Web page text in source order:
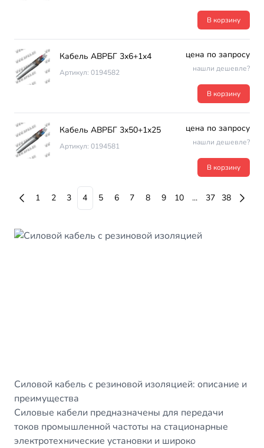
В корзину
Кабель АВРБГ 3х6+1х4
Артикул: 0194582
цена по запросу
нашли дешевле?
В корзину
Кабель АВРБГ 3х50+1х25
Артикул: 0194581
цена по запросу
нашли дешевле?
В корзину
1 2 3 4 5 6 7 8 9 10 ... 37 38
Силовой кабель с резиновой изоляцией: описание и
преимущества
Силовые кабели предназначены для передачи
токов промышленной частоты на стационарные
электротехнические установки и широко